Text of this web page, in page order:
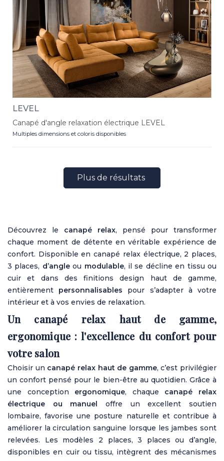
LEVEL
Canapé d'angle relaxation électrique LEVEL
Multiples dimensions et coloris disponibles
Plus de résultats
Découvrez le canapé relax, pensé pour transformer
chaque moment de détente en véritable expérience de
confort. Disponible en canapé relax électrique, 2 places,
3 places, d’angleou modulable, il se décline en tissu ou
cuir et dans des finitions design haut de gamme,
entièrement personnalisables pour s’adapter à votre
intérieur et à vos envies de relaxation.
Un canapé relax haut de gamme,
ergonomique : l'excellence du confort pour
votre salon
Choisir un canapé relax haut de gamme, c’est privilégier
un confort pensé pour le bien-être au quotidien. Grâce à
une conception ergonomique, chaque canapé relax
électrique ou manuel offre un excellent soutien
lombaire, favorise une posture naturelle et contribue à
améliorer la circulation sanguine lorsque les jambes sont
relevées. Les modèles 2 places, 3 places ou d’angle,
disponibles en cuir ou tissu, intègrent des mécanismes